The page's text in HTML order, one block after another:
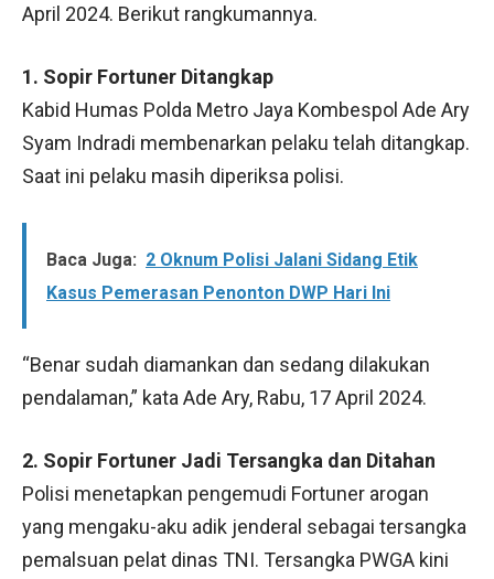
April 2024. Berikut rangkumannya.
1. Sopir Fortuner Ditangkap
Kabid Humas Polda Metro Jaya Kombespol Ade Ary
Syam Indradi membenarkan pelaku telah ditangkap.
Saat ini pelaku masih diperiksa polisi.
Baca Juga: 2 Oknum Polisi Jalani Sidang Etik
Kasus Pemerasan Penonton DWP Hari Ini
“Benar sudah diamankan dan sedang dilakukan
pendalaman,” kata Ade Ary, Rabu, 17 April 2024.
2. Sopir Fortuner Jadi Tersangka dan Ditahan
Polisi menetapkan pengemudi Fortuner arogan
yang mengaku-aku adik jenderal sebagai tersangka
pemalsuan pelat dinas TNI. Tersangka PWGA kini